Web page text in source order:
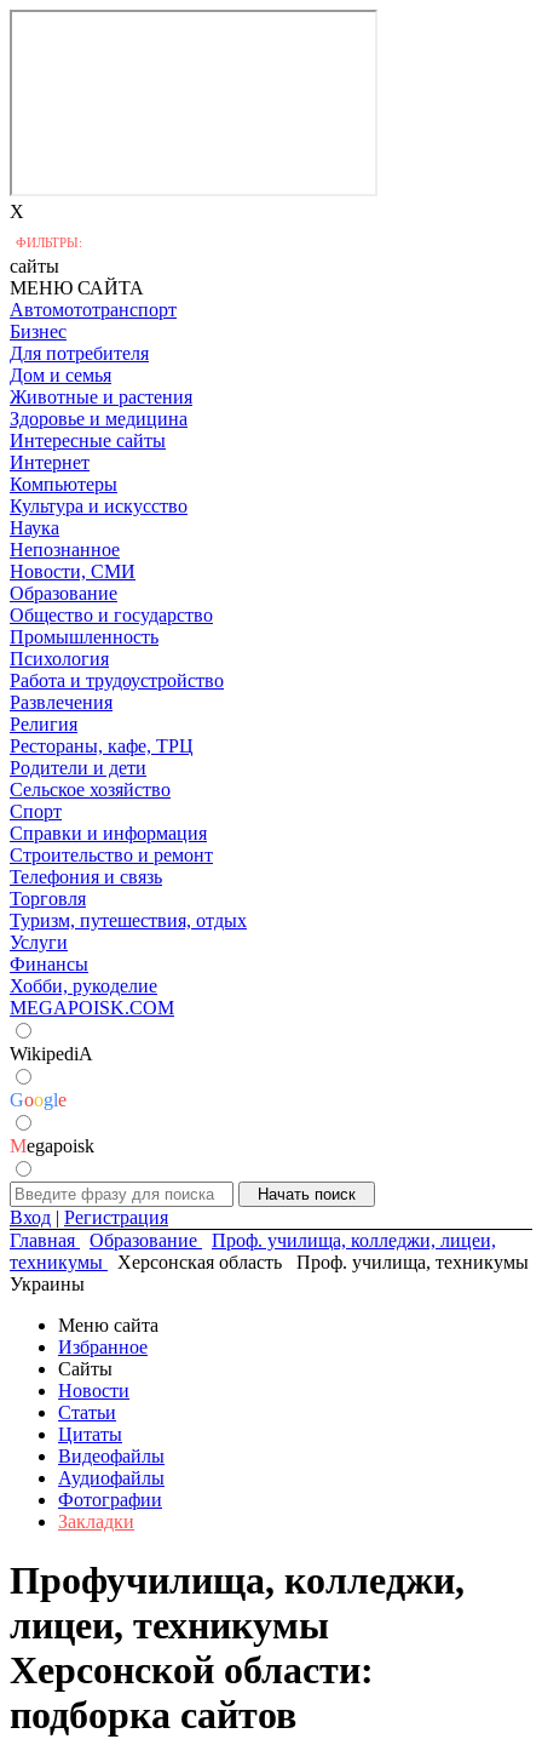
X
ФИЛЬТРЫ:
сайты
МЕНЮ САЙТА
Автомототранспорт
Бизнес
Для потребителя
Дом и семья
Животные и растения
Здоровье и медицина
Интересные сайты
Интернет
Компьютеры
Культура и искусство
Наука
Непознанное
Новости, СМИ
Образование
Общество и государство
Промышленность
Психология
Работа и трудоустройство
Развлечения
Религия
Рестораны, кафе, ТРЦ
Родители и дети
Сельское хозяйство
Спорт
Справки и информация
Строительство и ремонт
Телефония и связь
Торговля
Туризм, путешествия, отдых
Услуги
Финансы
Хобби, рукоделие
MEGAPOISK.COM
WikipediA
Google
Megapoisk
Вход | Регистрация
Главная
Образование
Проф. училища, колледжи, лицеи,
техникумы
Херсонская область
Проф. училища, техникумы
Украины
Меню сайта
Избранное
Сайты
Новости
Статьи
Цитаты
Видеофайлы
Аудиофайлы
Фотографии
Закладки
Профучилища, колледжи,
лицеи, техникумы
Херсонской области:
подборка сайтов